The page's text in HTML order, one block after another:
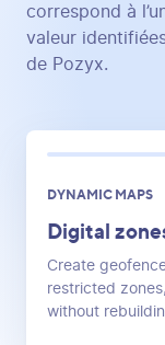
correspond à
valeur
de Pozyx.
DYNAMIC MAPS
Digital
Create
restricted
without